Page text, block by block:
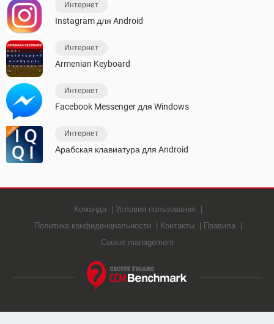
Интернет
Instagram для Android
Интернет
Armenian Keyboard
Интернет
Facebook Messenger для Windows
Интернет
Арабская клавиатура для Android
Команда
Условия пользования
Политика конфиденциальности
Контакты
Правила
Cookie management